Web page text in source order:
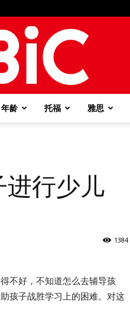
年龄 托福 雅思
进行少儿
1384
不好，不知道怎么去辅导孩
孩子战胜学习上的困难。对这